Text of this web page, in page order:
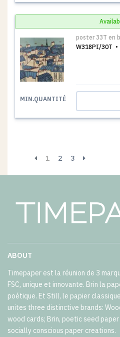
poster 33T en
W318PI/30T
MIN.QUANTITÉ
1 2 3
ABOUT
Timepaper est la réunion de 3
FSC, unique et innovante. Brin la
poétique. Et Still, le papier
unites three distinctive brands:
wood cards; Brin, poetic seed
socially conscious paper creations.